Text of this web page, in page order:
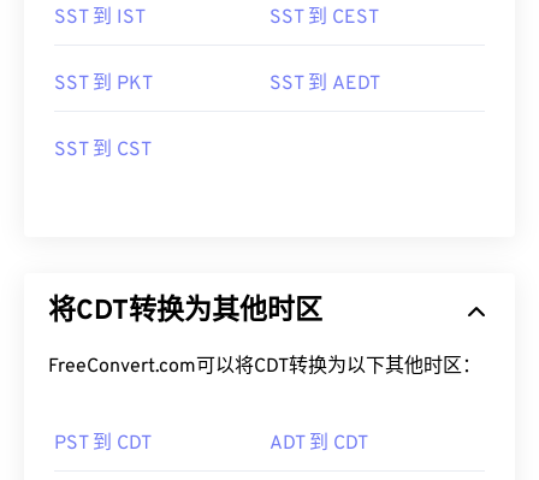
SST 到 IST SST 到 CEST
SST 到 PKT SST 到 AEDT
SST 到 CST
将CDT转换为其他时区
FreeConvert.com可以将CDT转换为以下其他时区：
PST 到 CDT ADT 到 CDT